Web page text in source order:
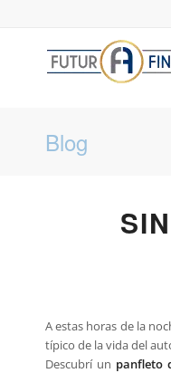
Blog
A estas horas de la
típico de la vida del
Descubrí un panfleto